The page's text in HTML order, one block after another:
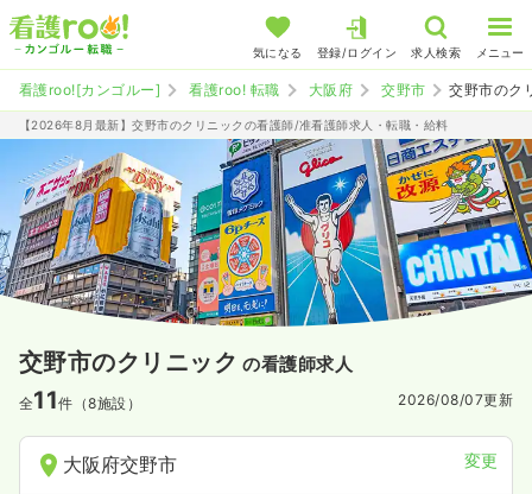
気になる 登録/ログイン 求人検索 メニュー
看護roo![カンゴルー] 看護roo! 転職 大阪府 交野市 交野市のク
【2026年8月最新】交野市のクリニックの看護師/准看護師求人・転職・給料
交野市のクリニック の看護師求人
全11件（8施設） 2026/08/07更新
大阪府交野市 変更